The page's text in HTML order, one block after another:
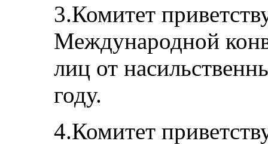
3.Комитет
Международной
лиц от
году.
4.Комитет